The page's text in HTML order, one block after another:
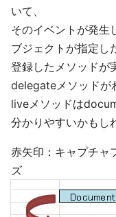
いて、
そのイベントが発生
ブジェクトが指定し
登録したメソッドが
delegateメソッドが
liveメソッドは
分かりやすいかもし
赤矢印：キャプチャ
ズ